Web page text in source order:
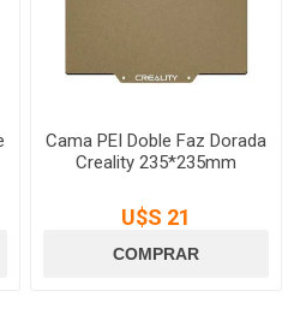
Cama PEI Doble Faz Dorada
Creality 235*235mm
U$S 21